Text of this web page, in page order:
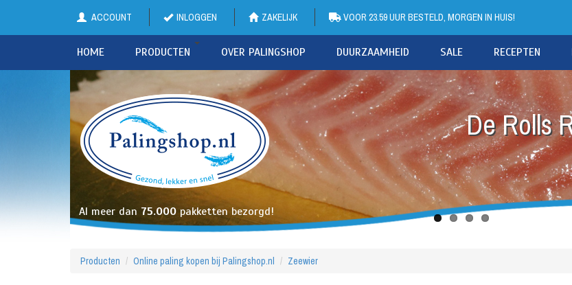
ACCOUNT INLOGGEN ZAKELIJK VOOR 23.59 UUR BESTELD, MORGEN IN HUIS!
HOME PRODUCTEN OVER PALINGSHOP DUURZAAMHEID SALE RECEPTEN
Al meer dan 75.000 pakketten bezorgd!
De Rolls
Producten Online paling kopen bij Palingshop.nl Zeewier